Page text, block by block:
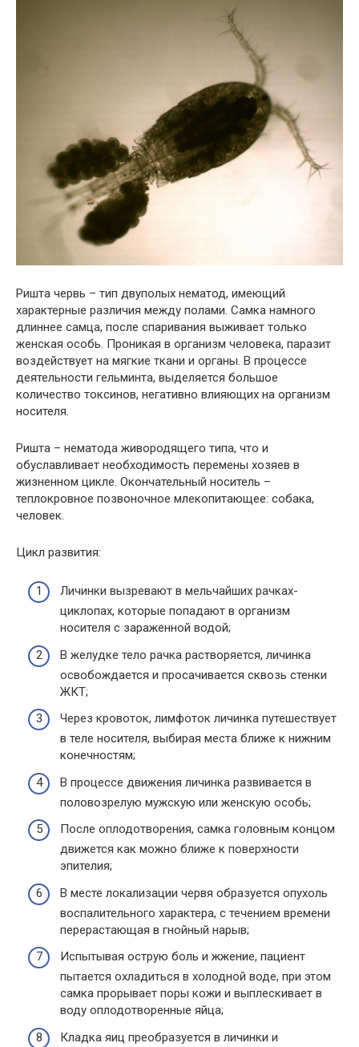
Ришта червь – тип двуполых нематод, имеющий
характерные различия между полами. Самка намного
длиннее самца, после спаривания выживает только
женская особь. Проникая в организм человека, паразит
воздействует на мягкие ткани и органы. В процессе
деятельности гельминта, выделяется большое
количество токсинов, негативно влияющих на организм
носителя.
Ришта – нематода живородящего типа, что и
обуславливает необходимость перемены хозяев в
жизненном цикле. Окончательный носитель –
теплокровное позвоночное млекопитающее: собака,
человек.
Цикл развития:
Личинки вызревают в мельчайших рачках-
циклопах, которые попадают в организм
носителя с зараженной водой;
В желудке тело рачка растворяется, личинка
освобождается и просачивается сквозь стенки
ЖКТ;
Через кровоток, лимфоток личинка путешествует
в теле носителя, выбирая места ближе к нижним
конечностям;
В процессе движения личинка развивается в
половозрелую мужскую или женскую особь;
После оплодотворения, самка головным концом
движется как можно ближе к поверхности
эпителия;
В месте локализации червя образуется опухоль
воспалительного характера, с течением времени
перерастающая в гнойный нарыв;
Испытывая острую боль и жжение, пациент
пытается охладиться в холодной воде, при этом
самка прорывает поры кожи и выплескивает в
воду оплодотворенные яйца;
Кладка яиц преобразуется в личинки и